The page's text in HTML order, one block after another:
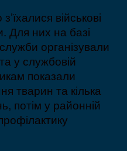
військові
Для них на базі
організували
у службовій
показали
тварин та кілька
потім у районній